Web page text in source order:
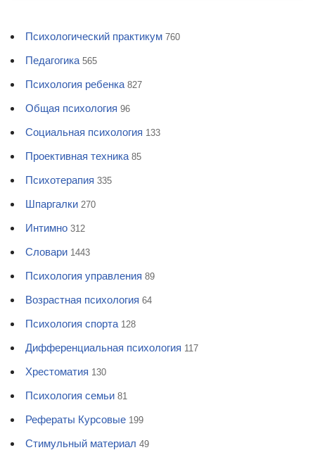
Психологический практикум 760
Педагогика 565
Психология ребенка 827
Общая психология 96
Социальная психология 133
Проективная техника 85
Психотерапия 335
Шпаргалки 270
Интимно 312
Словари 1443
Психология управления 89
Возрастная психология 64
Психология спорта 128
Дифференциальная психология 117
Хрестоматия 130
Психология семьи 81
Рефераты Курсовые 199
Стимульный материал 49